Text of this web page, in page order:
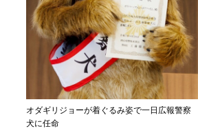
オダギリジョーが着ぐるみ姿で一日広報警察
犬に任命